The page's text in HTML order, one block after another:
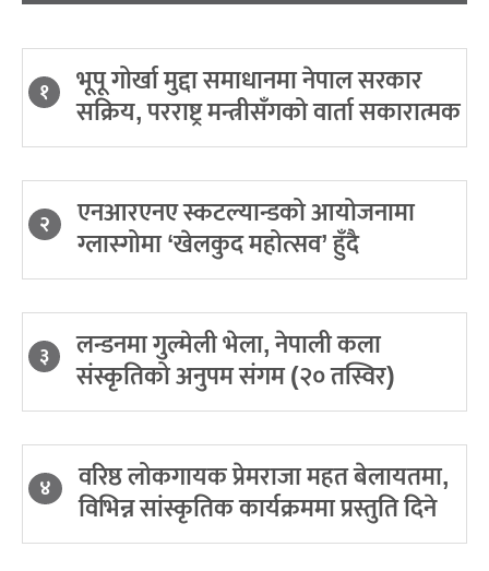
१ भूपू गोर्खा मुद्दा समाधानमा नेपाल सरकार
सक्रिय, परराष्ट्र मन्त्रीसँगको वार्ता सकारात्मक
२ एनआरएनए स्कटल्यान्डको आयोजनामा
ग्लास्गोमा ‘खेलकुद महोत्सव’ हुँदै
३ लन्डनमा गुल्मेली भेला, नेपाली कला
संस्कृतिको अनुपम संगम (२० तस्विर)
४ वरिष्ठ लोकगायक प्रेमराजा महत बेलायतमा,
विभिन्न सांस्कृतिक कार्यक्रममा प्रस्तुति दिने